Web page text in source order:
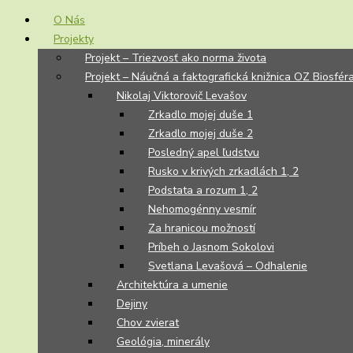
O Nás
Projekty
Projekt – Triezvosť ako norma života
Projekt – Náučná a faktografická knižnica OZ
Nikolaj Viktorovič Levašov
Zrkadlo mojej duše 1
Zrkadlo mojej duše 2
Posledný apel ľudstvu
Rusko v krivých zrkadlách 1, 2
Podstata a rozum 1, 2
Nehomogénny vesmír
Za hranicou možností
Príbeh o Jasnom Sokolovi
Svetlana Levašová – Odhalenie
Architektúra a umenie
Dejiny
Chov zvierat
Geológia, minerály